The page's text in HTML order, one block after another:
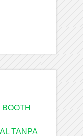
TANPA